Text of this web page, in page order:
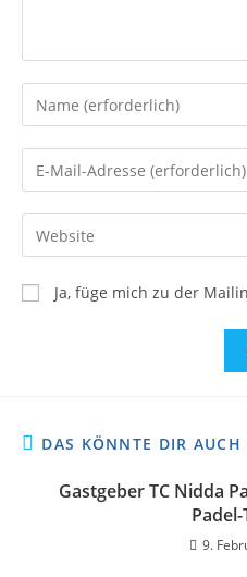
Ja, füge mich zu der
DAS KÖNNTE DIR AUCH
Gastgeber TC Nidda
9.